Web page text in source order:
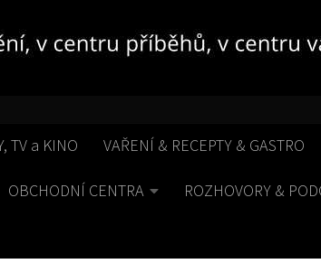
TV a KINO VAŘENÍ & RECEPTY & GASTRO
OBCHODNÍ CENTRA ROZHOVORY &